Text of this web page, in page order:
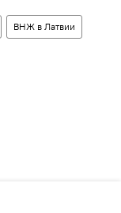
ВНЖ в Латвии